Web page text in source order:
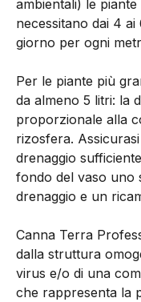
ambientali) le
necessitano dai 4
giorno per ogni
Per le piante più
da almeno 5 litri: la
proporzionale alla
rizosfera.
drenaggio
fondo del vaso uno
drenaggio e un
Canna Terra
dalla struttura
virus e/o di una
che rappresenta la